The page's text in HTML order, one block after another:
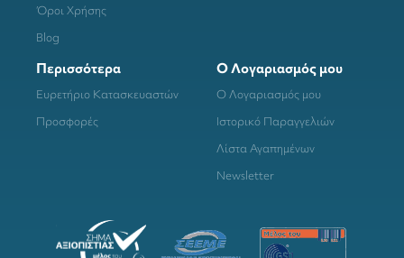
Όροι Χρήσης
Blog
Περισσότερα
Ευρετήριο Κατασκευαστών
Προσφορές
Ο Λογαριασμός μου
Ο Λογαριασμός μου
Ιστορικό Παραγγελιών
Λίστα Αγαπημένων
Newsletter